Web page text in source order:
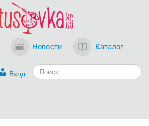
Новости Каталог
Вход